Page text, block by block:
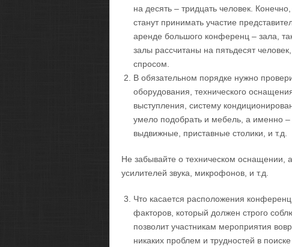
на десять – тридцать человек.
станут принимать участие
аренде большого конференц – зала,
залы рассчитаны на пятьдесят
спросом.
В обязательном порядке нужно
оборудования, технического
выступления, систему
умело подобрать и мебель, а именно
выдвижные, приставные столики, и т.д.
Не забывайте о техническом оснащении,
усилителей звука, микрофонов, и т.д.
Что касается расположения
факторов, который должен строго
позволит участникам мероприятия
никаких проблем и трудностей в поиске